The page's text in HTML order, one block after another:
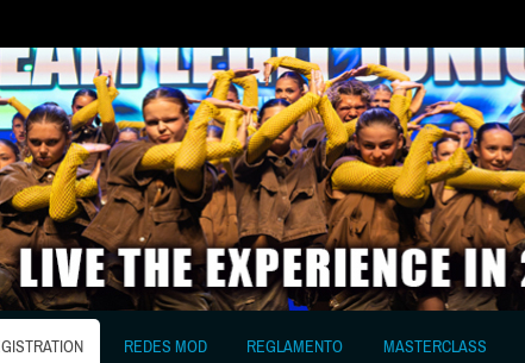
REDES MOD REGLAMENTO MASTERCLASS